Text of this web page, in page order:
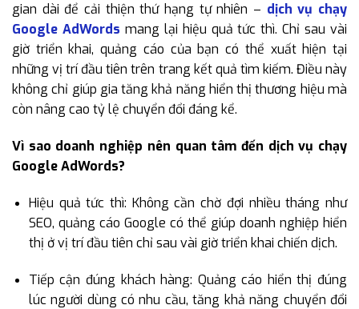
gian dài để cải thiện thứ hạng tự nhiên – dịch vụ chạy
Google AdWords mang lại hiệu quả tức thì. Chỉ sau vài
giờ triển khai, quảng cáo của bạn có thể xuất hiện tại
những vị trí đầu tiên trên trang kết quả tìm kiếm. Điều này
không chỉ giúp gia tăng khả năng hiển thị thương hiệu mà
còn nâng cao tỷ lệ chuyển đổi đáng kể.
Vì sao doanh nghiệp nên quan tâm đến dịch vụ chạy
Google AdWords?
Hiệu quả tức thì: Không cần chờ đợi nhiều tháng như
SEO, quảng cáo Google có thể giúp doanh nghiệp hiển
thị ở vị trí đầu tiên chỉ sau vài giờ triển khai chiến dịch.
Tiếp cận đúng khách hàng: Quảng cáo hiển thị đúng
lúc người dùng có nhu cầu, tăng khả năng chuyển đổi